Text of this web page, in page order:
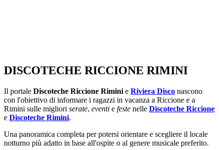
DISCOTECHE RICCIONE RIMINI
Il portale Discoteche Riccione Rimini e Riviera Disco nascono
con l'obiettivo di informare i ragazzi in vacanza a Riccione e a
Rimini sulle migliori serate, eventi e feste nelle Discoteche Riccione
e Discoteche Rimini.
Una panoramica completa per potersi orientare e scegliere il locale
notturno più adatto in base all'ospite o al genere musicale preferito.